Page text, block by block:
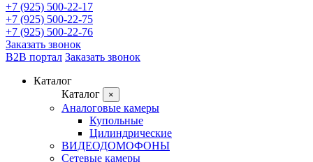
+7 (925) 500-22-17
+7 (925) 500-22-75
+7 (925) 500-22-76
Заказать звонок
B2B портал Заказать звонок
Каталог
Каталог
×
Аналоговые камеры
Купольные
Цилиндрические
ВИДЕОДОМОФОНЫ
Сетевые камеры